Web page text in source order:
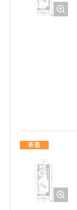
指定なし
3分以内
10分以内
新着